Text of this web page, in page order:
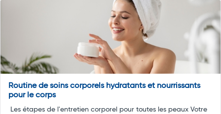
Routine de soins corporels hydratants et nourrissants
pour le corps
Les étapes de l'entretien corporel pour toutes les peaux Votre